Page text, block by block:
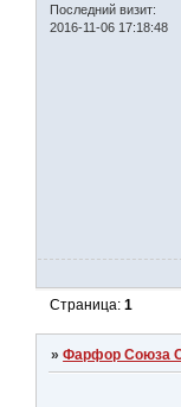
Последний визит:
2016-11-06 17:18:48
Страница:1
»Фарфор Союза